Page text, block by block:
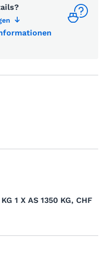
1 X AS 1350 KG, CHF